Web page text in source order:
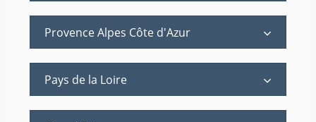
Provence Alpes Côte d'Azur
Pays de la Loire